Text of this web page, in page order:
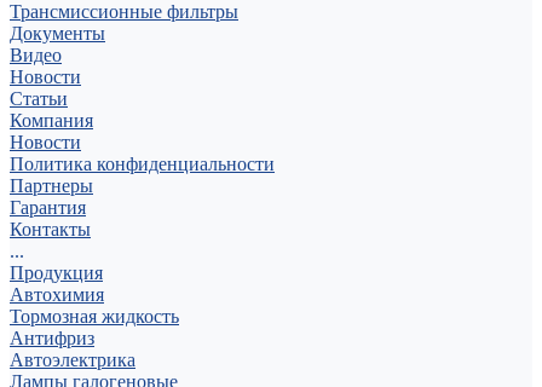
Трансмиссионные фильтры
Документы
Видео
Новости
Статьи
Компания
Новости
Политика конфиденциальности
Партнеры
Гарантия
Контакты
...
Продукция
Автохимия
Тормозная жидкость
Антифриз
Автоэлектрика
Лампы галогеновые